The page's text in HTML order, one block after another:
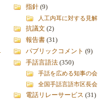
指針 (9)
人工内耳に対する見解
抗議文 (2)
報告書 (31)
パブリックコメント (9)
手話言語法 (350)
手話を広める知事の会
全国手話言語市区長会
電話リレーサービス (31)